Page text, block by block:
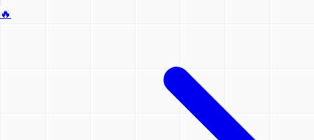
🔥